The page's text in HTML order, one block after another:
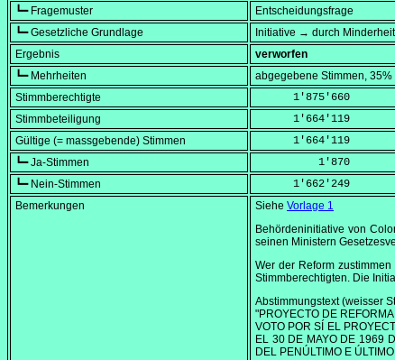
┗━ Fragemuster
Entscheidungsfrage
┗━ Gesetzliche Grundlage
Initiative → durch
Ergebnis
verworfen
┗━ Mehrheiten
abgegebene Stimmen,
Stimmberechtigte
      1'875'660
Stimmbeteiligung
      1'664'119
Gültige (= massgebende) Stimmen
      1'664'119
┗━ Ja-Stimmen
          1'870
┗━ Nein-Stimmen
      1'662'249
Bemerkungen
Siehe Vorlage 1
Behördeninitiative von
seinen Ministern
Wer der Reform
Stimmberechtigten. Die
Abstimmungstext (weisser
"PROYECTO DE
VOTO POR SÍ EL
EL 30 DE MAYO DE 1969
DEL PENÚLTIMO E